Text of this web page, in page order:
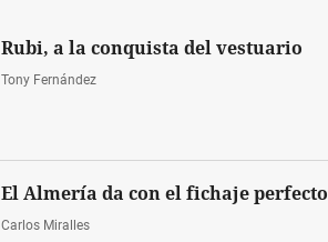
Rubi, a la conquista del vestuario
Tony Fernández
El Almería da con el fichaje perfecto
Carlos Miralles